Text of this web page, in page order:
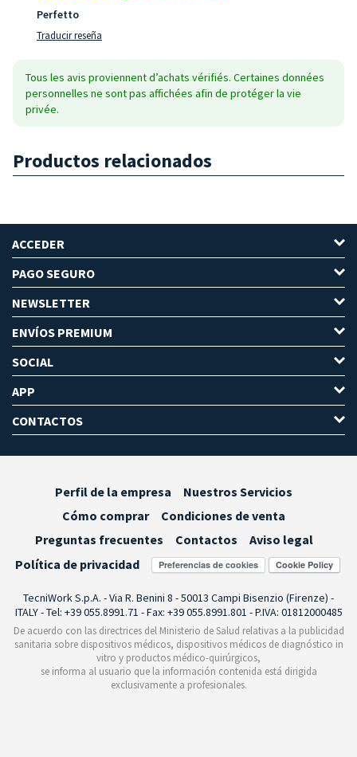
Perfetto
Traducir reseña
Tous les avis proviennent d’achats vérifiés. Certaines données
personnelles ne sont pas affichées afin de protéger la vie
privée.
Productos relacionados
ACCEDER
PAGO SEGURO
NEWSLETTER
ENVÍOS PREMIUM
SOCIAL
APP
CONTACTOS
Perfil de la empresa
Nuestros Servicios
Cómo comprar
Condiciones de venta
Preguntas frecuentes
Contactos
Aviso legal
Política de privacidad
Preferencias de cookies
TecniWork S.p.A. - Via R. Benini 8 - 50013 Campi Bisenzio (Firenze) -
ITALY - Tel: +39 055.8991.71 - Fax: +39 055.8991.801 - P.IVA: 01812000485
De acuerdo con las directrices del Ministerio de Salud relativas a la publicidad
sanitaria sobre dispositivos médicos, dispositivos médicos de diagnóstico in
vitro y productos médico-quirúrgicos,
se informa al usuario que la información contenida está dirigida
exclusivamente a profesionales.